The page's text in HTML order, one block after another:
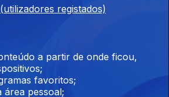
14 dez. 2016
registados)
a partir de onde ficou,
favoritos;
área pessoal;